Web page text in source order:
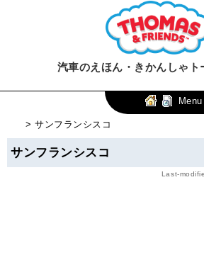
汽車のえほん・きかんしゃ
Menu
> サンフランシスコ
サンフランシスコ
Last-